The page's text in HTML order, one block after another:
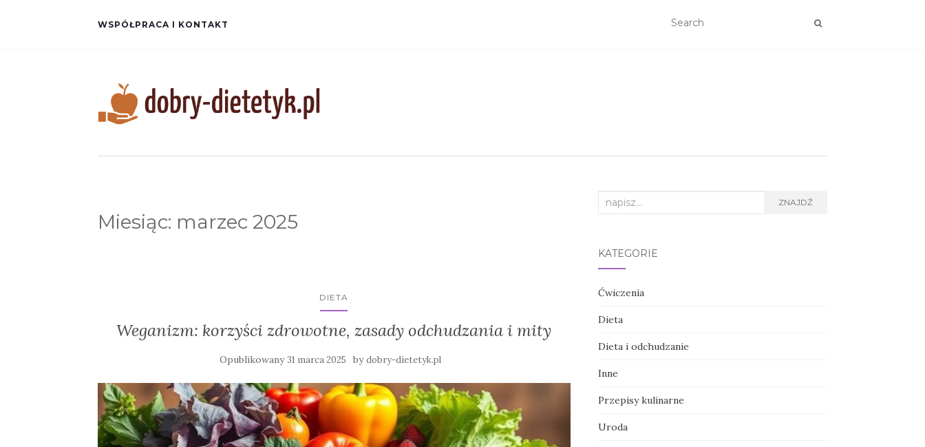
WSPÓŁPRACA I KONTAKT
Miesiąc: marzec 2025
DIETA
Weganizm: korzyści zdrowotne, zasady odchudzania i mity
Opublikowany 31 marca 2025 bydobry-dietetyk.pl
Search
ZNAJDŹ
KATEGORIE
Ćwiczenia
Dieta
Dieta i odchudzanie
Inne
Przepisy kulinarne
Uroda